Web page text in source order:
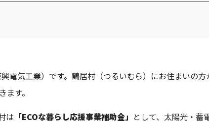
コロナ
電気工業）です。鶴居村（つるいむら）にお住まいの
す。
は 「ECOな暮らし応援事業補助金」 として、太陽光・蓄